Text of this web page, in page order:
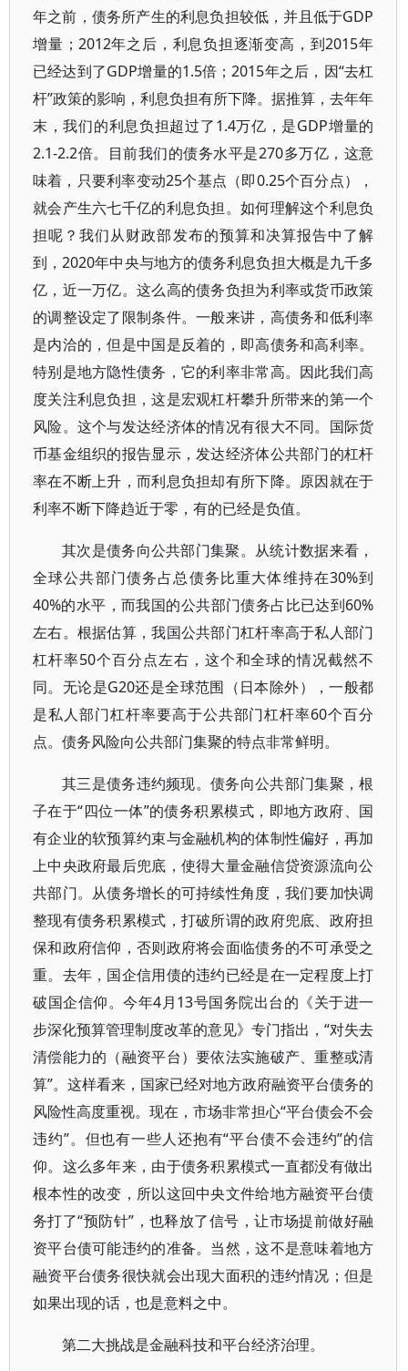
年之前，债务所产生的利息负担较低，并且低于GDP
增量；2012年之后，利息负担逐渐变高，到2015年
已经达到了GDP增量的1.5倍；2015年之后，因“去杠
杆”政策的影响，利息负担有所下降。据推算，去年年
末，我们的利息负担超过了1.4万亿，是GDP增量的
2.1-2.2倍。目前我们的债务水平是270多万亿，这意
味着，只要利率变动25个基点（即0.25个百分点），
就会产生六七千亿的利息负担。如何理解这个利息负
担呢？我们从财政部发布的预算和决算报告中了解
到，2020年中央与地方的债务利息负担大概是九千多
亿，近一万亿。这么高的债务负担为利率或货币政策
的调整设定了限制条件。一般来讲，高债务和低利率
是内洽的，但是中国是反着的，即高债务和高利率。
特别是地方隐性债务，它的利率非常高。因此我们高
度关注利息负担，这是宏观杠杆攀升所带来的第一个
风险。这个与发达经济体的情况有很大不同。国际货
币基金组织的报告显示，发达经济体公共部门的杠杆
率在不断上升，而利息负担却有所下降。原因就在于
利率不断下降趋近于零，有的已经是负值。
其次是债务向公共部门集聚。从统计数据来看，
全球公共部门债务占总债务比重大体维持在30%到
40%的水平，而我国的公共部门债务占比已达到60%
左右。根据估算，我国公共部门杠杆率高于私人部门
杠杆率50个百分点左右，这个和全球的情况截然不
同。无论是G20还是全球范围（日本除外），一般都
是私人部门杠杆率要高于公共部门杠杆率60个百分
点。债务风险向公共部门集聚的特点非常鲜明。
其三是债务违约频现。债务向公共部门集聚，根
子在于“四位一体”的债务积累模式，即地方政府、国
有企业的软预算约束与金融机构的体制性偏好，再加
上中央政府最后兜底，使得大量金融信贷资源流向公
共部门。从债务增长的可持续性角度，我们要加快调
整现有债务积累模式，打破所谓的政府兜底、政府担
保和政府信仰，否则政府将会面临债务的不可承受之
重。去年，国企信用债的违约已经是在一定程度上打
破国企信仰。今年4月13号国务院出台的《关于进一
步深化预算管理制度改革的意见》专门指出，“对失去
清偿能力的（融资平台）要依法实施破产、重整或清
算”。这样看来，国家已经对地方政府融资平台债务的
风险性高度重视。现在，市场非常担心“平台债会不会
违约”。但也有一些人还抱有“平台债不会违约”的信
仰。这么多年来，由于债务积累模式一直都没有做出
根本性的改变，所以这回中央文件给地方融资平台债
务打了“预防针”，也释放了信号，让市场提前做好融
资平台债可能违约的准备。当然，这不是意味着地方
融资平台债务很快就会出现大面积的违约情况；但是
如果出现的话，也是意料之中。
第二大挑战是金融科技和平台经济治理。